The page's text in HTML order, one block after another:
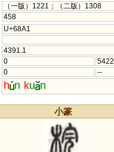
（一版）1221；（二版）1308
458
U+68A1
4391.1
0
5422
0
--
h n ku n
小篆